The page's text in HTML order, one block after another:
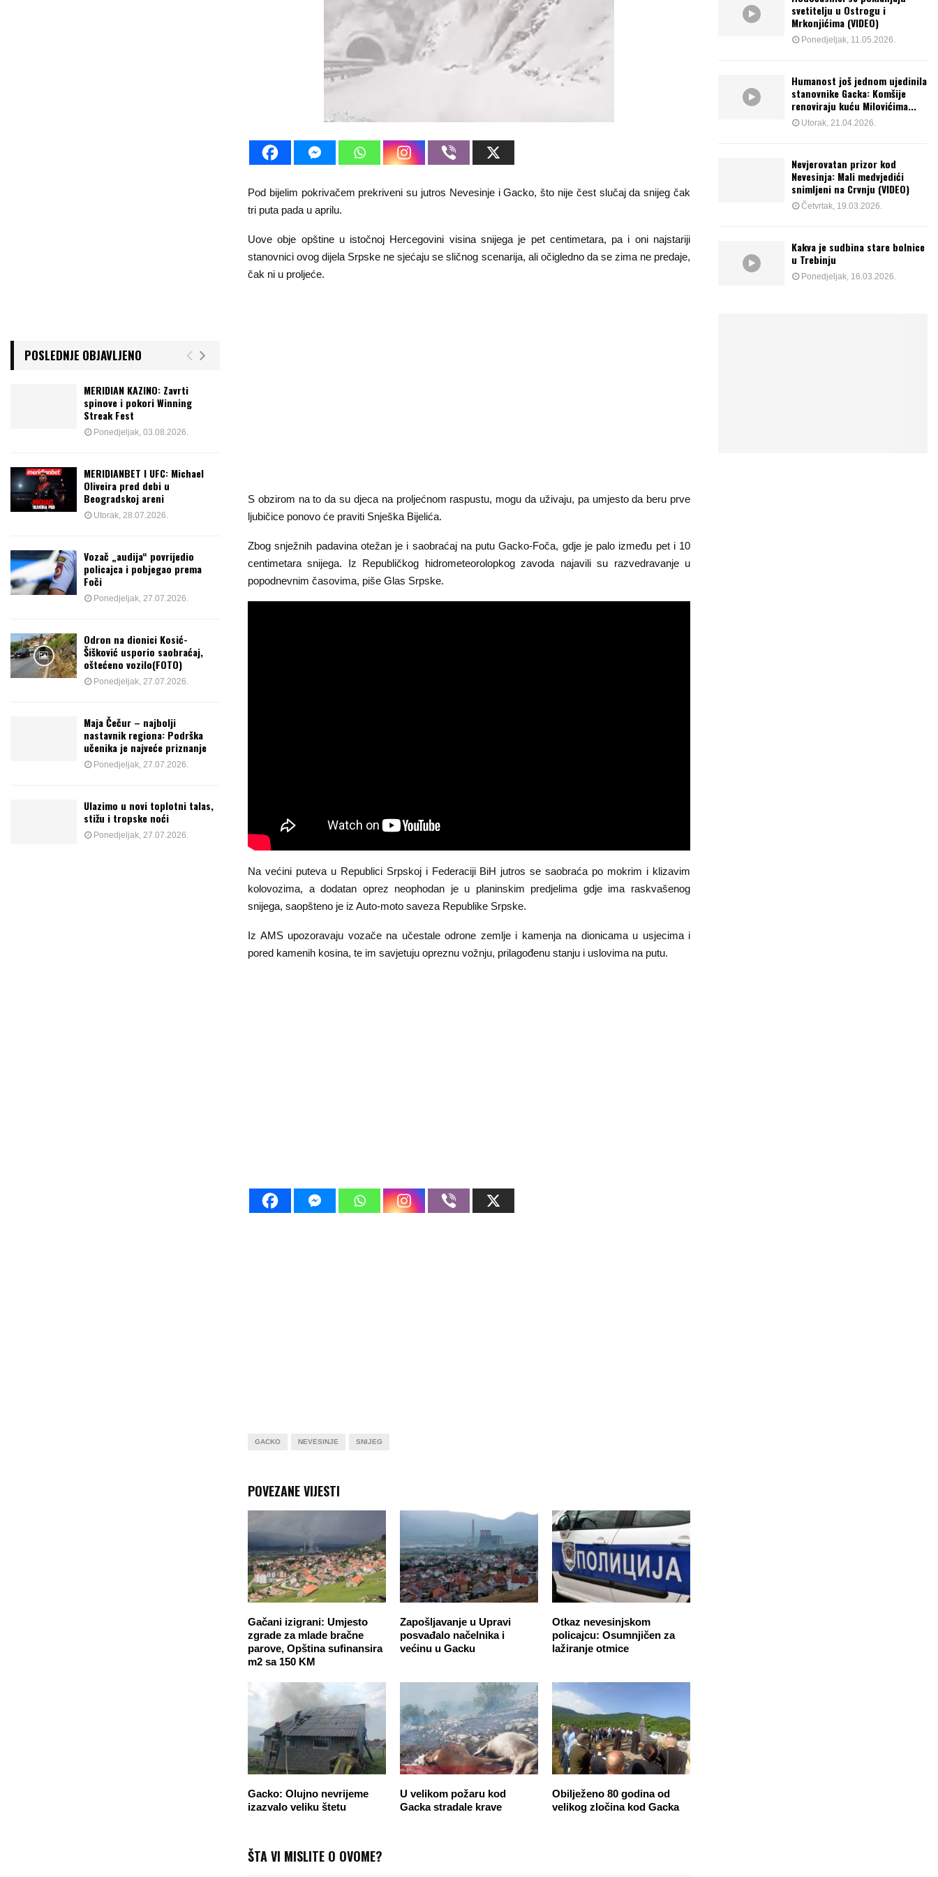
Pod bijelim pokrivačem prekriveni su jutros Nevesinje i Gacko, što nije čest slučaj da snijeg čak
tri puta pada u aprilu.
Uove obje opštine u istočnoj Hercegovini visina snijega je pet centimetara, pa i oni najstariji
stanovnici ovog dijela Srpske ne sjećaju se sličnog scenarija, ali očigledno da se zima ne predaje,
čak ni u proljeće.
S obzirom na to da su djeca na proljećnom raspustu, mogu da uživaju, pa umjesto da beru prve
ljubičice ponovo će praviti Snješka Bijelića.
Zbog snježnih padavina otežan je i saobraćaj na putu Gacko-Foča, gdje je palo između pet i 10
centimetara snijega. Iz Republičkog hidrometeorolopkog zavoda najavili su razvedravanje u
popodnevnim časovima, piše Glas Srpske.
Na većini puteva u Republici Srpskoj i Federaciji BiH jutros se saobraća po mokrim i klizavim
kolovozima, a dodatan oprez neophodan je u planinskim predjelima gdje ima raskvašenog
snijega, saopšteno je iz Auto-moto saveza Republike Srpske.
Iz AMS upozoravaju vozače na učestale odrone zemlje i kamenja na dionicama u usjecima i
pored kamenih kosina, te im savjetuju opreznu vožnju, prilagođenu stanju i uslovima na putu.
GACKO NEVESINJE SNIJEG
POVEZANE VIJESTI
Gačani izigrani: Umjesto
zgrade za mlade bračne
parove, Opština sufinansira
m2 sa 150 KM
Zapošljavanje u Upravi
posvađalo načelnika i
većinu u Gacku
Otkaz nevesinjskom
policajcu: Osumnjičen za
lažiranje otmice
Gacko: Olujno nevrijeme
izazvalo veliku štetu
U velikom požaru kod
Gacka stradale krave
Obilježeno 80 godina od
velikog zločina kod Gacka
ŠTA VI MISLITE O OVOME?
POSLEDNJE OBJAVLJENO
MERIDIAN KAZINO: Zavrti
spinove i pokori Winning
Streak Fest
Ponedjeljak, 03.08.2026.
MERIDIANBET I UFC: Michael
Oliveira pred debi u
Beogradskoj areni
Utorak, 28.07.2026.
Vozač „audija“ povrijedio
policajca i pobjegao prema
Foči
Ponedjeljak, 27.07.2026.
Odron na dionici Kosić-
Šišković usporio saobraćaj,
oštećeno vozilo(FOTO)
Ponedjeljak, 27.07.2026.
Maja Čečur – najbolji
nastavnik regiona: Podrška
učenika je najveće priznanje
Ponedjeljak, 27.07.2026.
Ulazimo u novi toplotni talas,
stižu i tropske noći
Ponedjeljak, 27.07.2026.
svetitelju u Ostrogu i
Mrkonjićima (VIDEO)
Ponedjeljak, 11.05.2026.
Humanost još jednom ujedinila
stanovnike Gacka: Komšije
renoviraju kuću Milovićima...
Utorak, 21.04.2026.
Nevjerovatan prizor kod
Nevesinja: Mali medvjedići
snimljeni na Crvnju (VIDEO)
Četvrtak, 19.03.2026.
Kakva je sudbina stare bolnice
u Trebinju
Ponedjeljak, 16.03.2026.